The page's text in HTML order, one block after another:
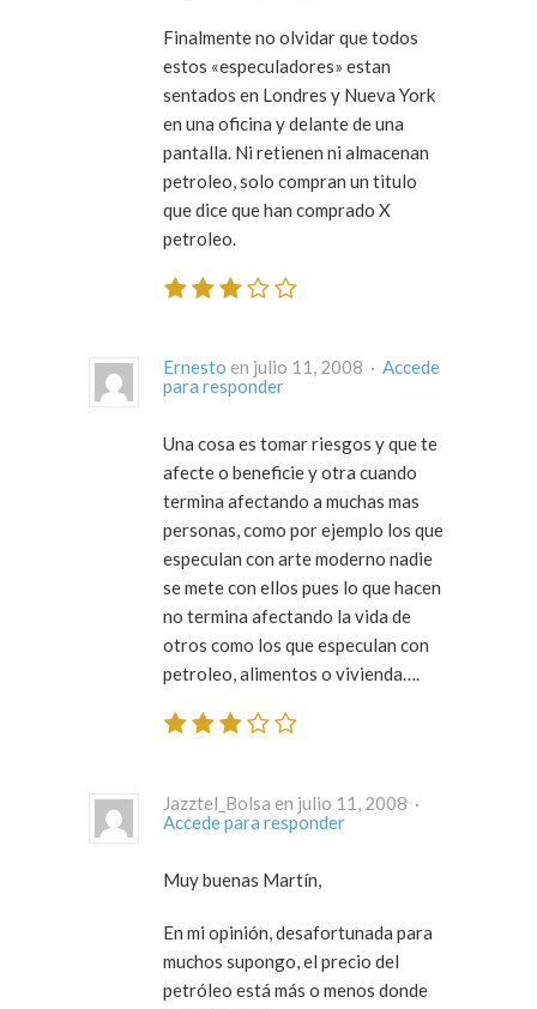
Finalmente no olvidar que todos
estos «especuladores» estan
sentados en Londres y Nueva York
en una oficina y delante de una
pantalla. Ni retienen ni almacenan
petroleo, solo compran un titulo
que dice que han comprado X
petroleo.
Ernesto en julio 11, 2008 · Accede
para responder
Una cosa es tomar riesgos y que te
afecte o beneficie y otra cuando
termina afectando a muchas mas
personas, como por ejemplo los que
especulan con arte moderno nadie
se mete con ellos pues lo que hacen
no termina afectando la vida de
otros como los que especulan con
petroleo, alimentos o vivienda….
Jazztel_Bolsa en julio 11, 2008 ·
Accede para responder
Muy buenas Martín,
En mi opinión, desafortunada para
muchos supongo, el precio del
petróleo está más o menos donde